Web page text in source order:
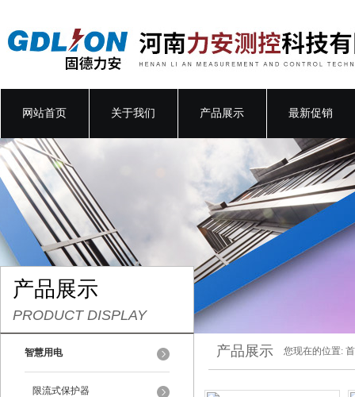
网站首页 关于我们 产品展示 最新促销
产品展示
PRODUCT DISPLAY
智慧用电
限流式保护器
产品展示 您现在的位置: